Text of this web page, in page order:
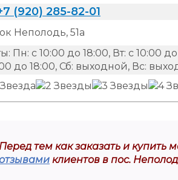
(920) 285-82-01
Неполодь, 51а
Пн: с 10:00 до 18:00, Вт: с 10:00
до 18:00, Сб: выходной, Вс:
Перед тем как заказать и купить
клиентов в пос.